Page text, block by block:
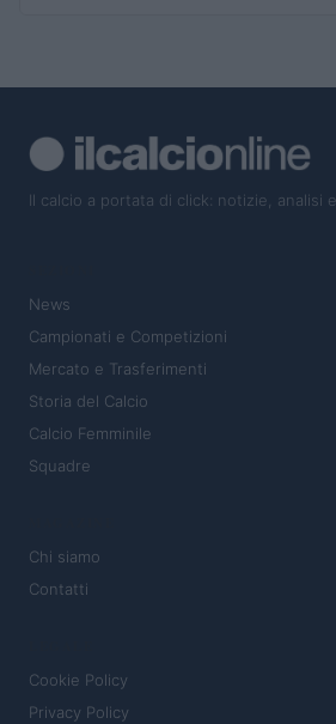
Il calcio a portata di click: notizie, analisi
News
Campionati e Competizioni
Mercato e Trasferimenti
Storia del Calcio
Calcio Femminile
Squadre
Chi siamo
Contatti
Cookie Policy
Privacy Policy